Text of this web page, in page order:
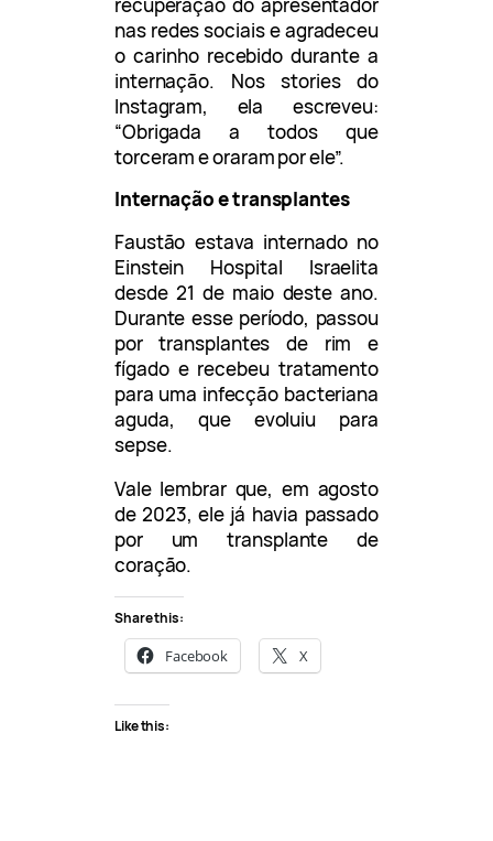
nas redes sociais e agradeceu
o carinho recebido durante a
internação. Nos stories do
Instagram, ela escreveu:
“Obrigada a todos que
torceram e oraram por ele”.
Internação e transplantes
Faustão estava internado no
Einstein Hospital Israelita
desde 21 de maio deste ano.
Durante esse período, passou
por transplantes de rim e
fígado e recebeu tratamento
para uma infecção bacteriana
aguda, que evoluiu para
sepse.
Vale lembrar que, em agosto
de 2023, ele já havia passado
por um transplante de
coração.
Share this:
Facebook X
Like this: